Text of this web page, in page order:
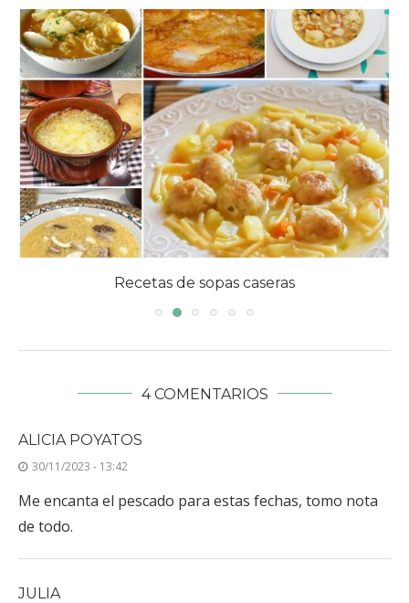
Recetas con patatas fáciles y económicas
4 COMENTARIOS
ALICIA POYATOS
30/11/2023 - 13:42
Me encanta el pescado para estas fechas, tomo nota
de todo.
JULIA